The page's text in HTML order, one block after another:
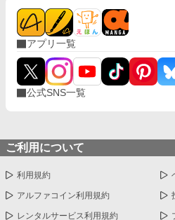
その赦しについての物語です
去を背負いながら、他者の無
るようになる過程であること
伝える物語です。 どうか、登場人物たちの静かなる心の襞に寄り
添いながら、ページをめくっ
アプリ一覧
公式SNS一覧
ご利用について
利用規約
アルファコイン利用規約
レンタルサービス利用規約